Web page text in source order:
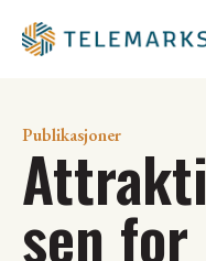
Publikasjoner
sen for